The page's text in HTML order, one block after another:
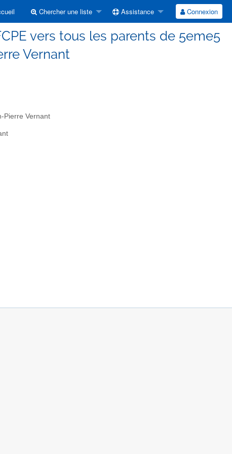
Chercher une liste Assistance Connexion
vers tous les parents de 5eme5
Vernant
Pierre Vernant